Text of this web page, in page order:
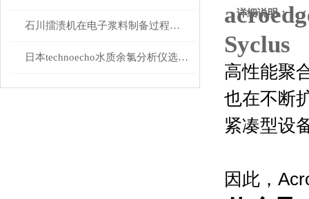
石川擂溃机在电子浆料制备过程中的具体操作步骤是怎样的？
日本technoecho水质余氯分析仪选型介绍
详细说明：
Syclus
高性能聚
也在不断
紧凑型设
因此，